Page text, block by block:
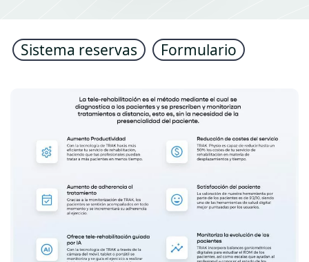
Sistema reservas Formulario